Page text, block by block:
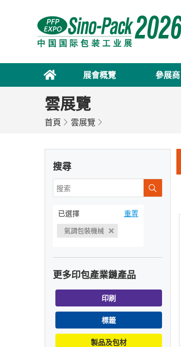
展會概覽 參展商
雲展覽
首頁 雲展覽
搜尋
已選擇 重置
氣調包裝機械
更多印包產業鏈產品
印刷
標籤
製品及包材